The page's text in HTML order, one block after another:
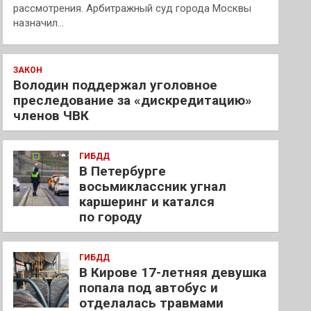
рассмотрения. Арбитражный суд города Москвы
назначил…
ЗАКОН
Володин поддержал уголовное
преследование за «дискредитацию»
членов ЧВК
ГИБДД
В Петербурге
восьмиклассник угнал
каршеринг и катался
по городу
ГИБДД
В Кирове 17-летняя девушка
попала под автобус и
отделалась травмами